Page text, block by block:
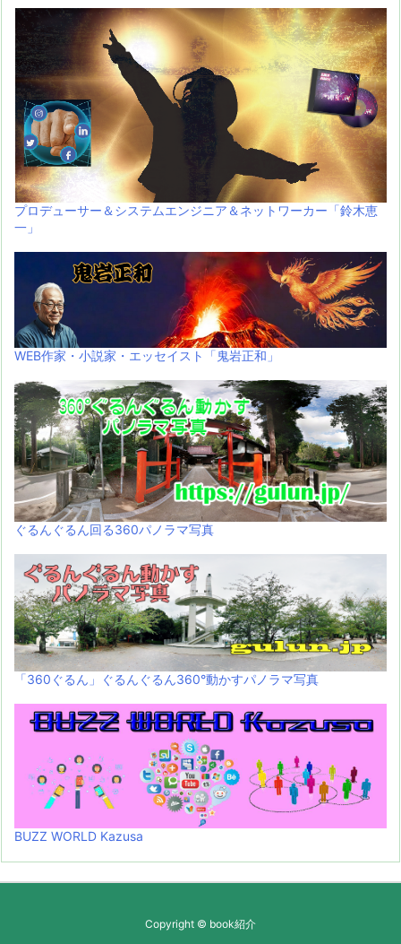
プロデューサー＆システムエンジニア＆ネットワーカー「鈴木恵
一」
WEB作家・小説家・エッセイスト「鬼岩正和」
ぐるんぐるん回る360パノラマ写真
「360ぐるん」ぐるんぐるん360°動かすパノラマ写真
BUZZ WORLD Kazusa
Copyright © book紹介